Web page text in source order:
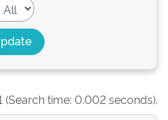
(Search time: 0.002 seconds).